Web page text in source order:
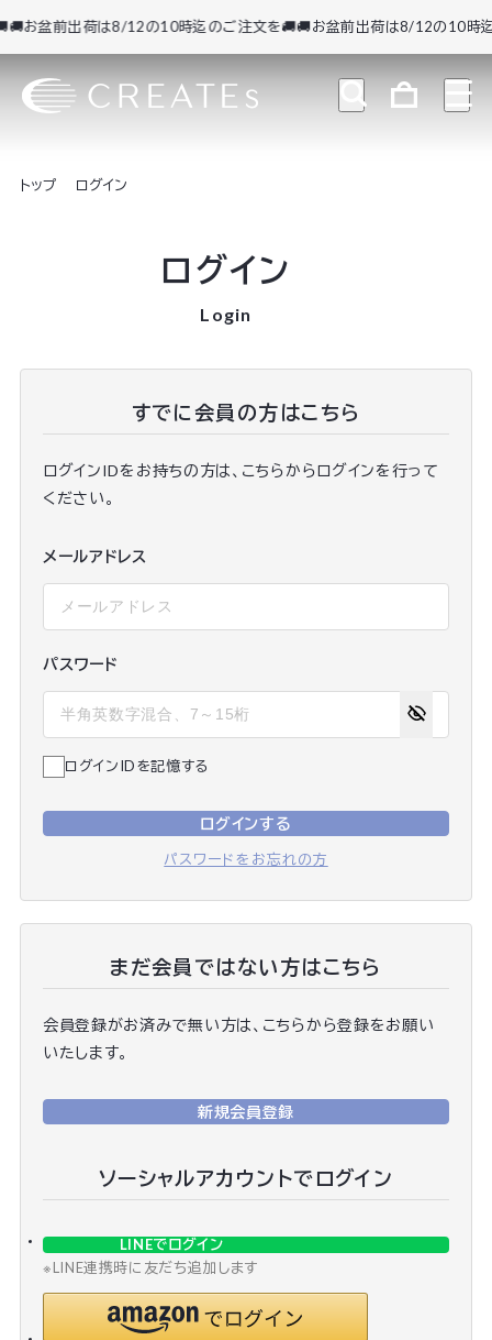
お盆前出荷は8/12の10時迄のご注文を🚚🚚お盆前出荷は8/12の10時迄
トップ ログイン
ログイン
Login
すでに会員の方はこちら
ログインIDをお持ちの方は、こちらからログインを行って
ください。
メールアドレス
パスワード
ログインIDを記憶する
ログインする
パスワードをお忘れの方
まだ会員ではない方はこちら
会員登録がお済みで無い方は、こちらから登録をお願い
いたします。
新規会員登録
ソーシャルアカウントでログイン
LINEでログイン
※LINE連携時に友だち追加します